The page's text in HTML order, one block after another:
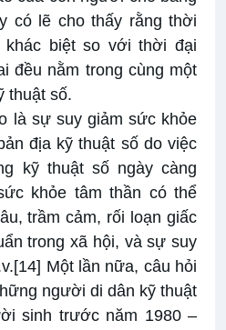
có lẽ cho thấy rằng thời
biệt so với thời đại
đều nằm trong cùng một
thuật số.
là sự suy giảm sức khỏe
địa kỹ thuật số do việc
kỹ thuật số ngày càng
khỏe tâm thần có thể
trầm cảm, rối loạn giấc
trong xã hội, và sự suy
[14] Một lần nữa, câu hỏi
người di dân kỹ thuật
sinh trước năm 1980 –